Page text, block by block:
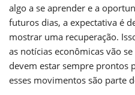
algo a se aprender e a
futuros dias, a expectativa é
mostrar uma recuperação.
as notícias econômicas vão
devem estar sempre prontos
esses movimentos são parte